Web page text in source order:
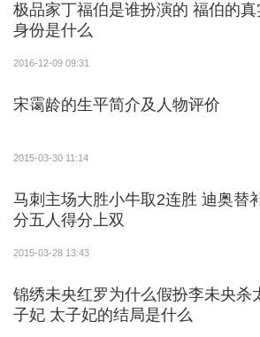
极品家丁福伯是谁扮演的 福伯的真
身份是什么
2016-12-09 09:31
宋霭龄的生平简介及人物评价
2015-03-30 11:14
马刺主场大胜小牛取2连胜 迪奥替
分五人得分上双
2015-03-28 13:43
锦绣未央红罗为什么假扮李未央杀
子妃 太子妃的结局是什么